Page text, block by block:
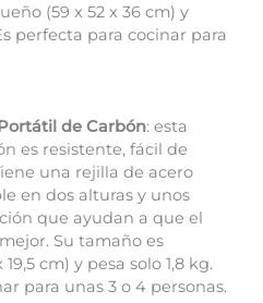
(59 x 52 x 36 cm) y
perfecta para cocinar para
de Carbón: esta
es resistente, fácil de
una rejilla de acero
en dos alturas y unos
que ayudan a que el
Su tamaño es
cm) y pesa solo 1,8 kg.
para unas 3 o 4 personas.